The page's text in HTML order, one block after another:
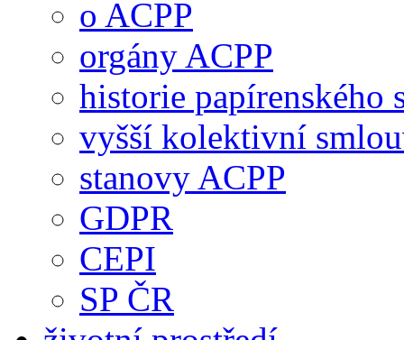
o ACPP
orgány ACPP
historie papírenského
vyšší kolektivní
stanovy ACPP
GDPR
CEPI
SP ČR